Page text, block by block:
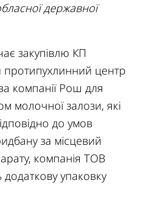
державної
закупівлю КП
протипухлинний центр
компанії Рош для
молочної залози, які
до умов
за місцевий
компанія ТОВ
упаковку